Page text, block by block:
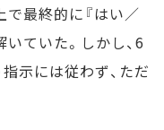
で最終的に『はい／
ていた。しかし、6
示には従わず、ただ